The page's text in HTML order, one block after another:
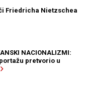
Friedricha Nietzschea
NACIONALIZMI:
pretvorio u